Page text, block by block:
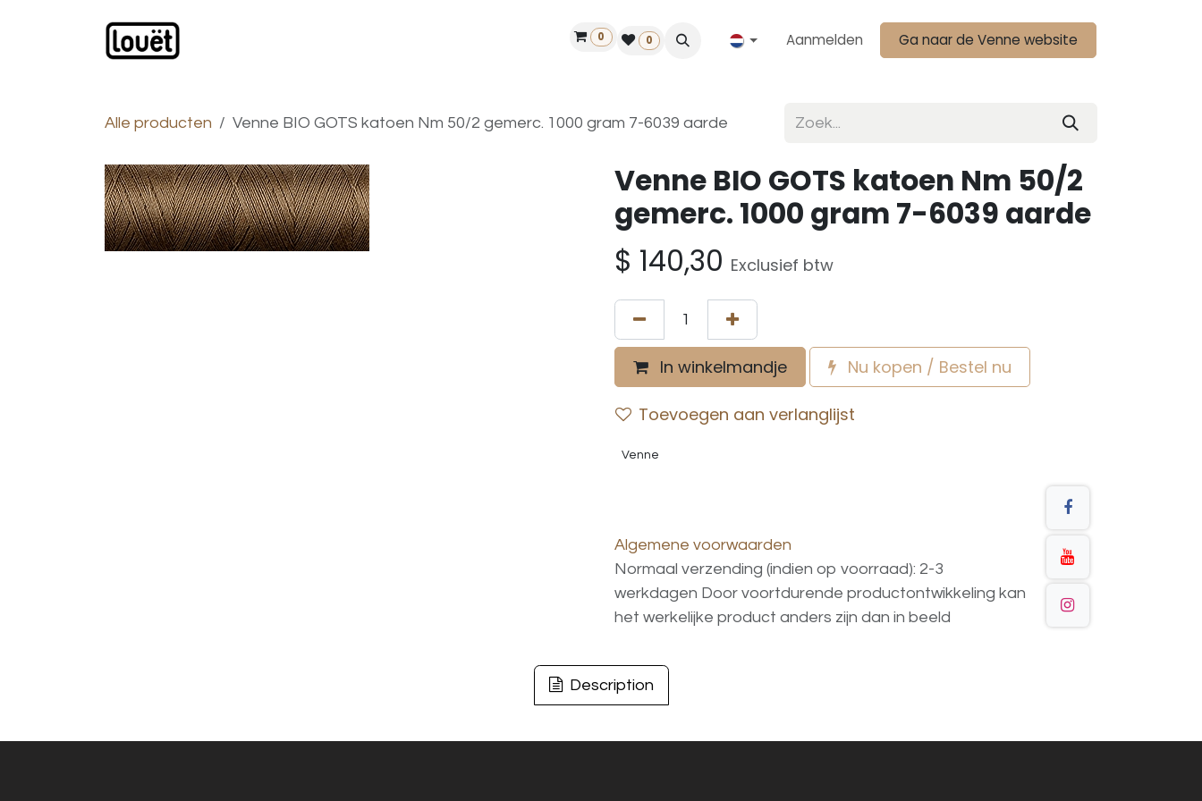
Vind een dealer
0 0 Aanmelden Ga naar de Venne website
Alle producten Venne BIO GOTS katoen Nm 50/2 gemerc. 1000 gram 7-6039 aarde
Venne BIO GOTS katoen Nm 50/2
gemerc. 1000 gram 7-6039 aarde
$ 140,30 Exclusief btw
In winkelmandje Nu kopen / Bestel nu
Toevoegen aan verlanglijst
Venne
Algemene voorwaarden
Normaal verzending (indien op voorraad): 2-3
werkdagen Door voortdurende productontwikkeling kan
het werkelijke product anders zijn dan in beeld
Description